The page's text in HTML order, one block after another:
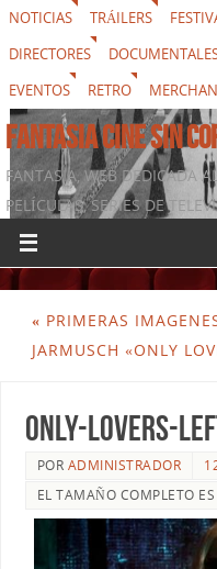
NOTICIAS TRÁILERS
DIRECTORES
EVENTOS
RETRO
FANTASIA CINE SIN
FANTASIA, WEB DEDICADA
PELÍCULAS, SERIES DE
DVD & BLURAY,
SÉPTIMO ARTE
« PRIMERAS
JARMUSCH «ONLY
Only-Lovers-
POR ADMINISTRADOR
EL TAMAÑO COMPLETO